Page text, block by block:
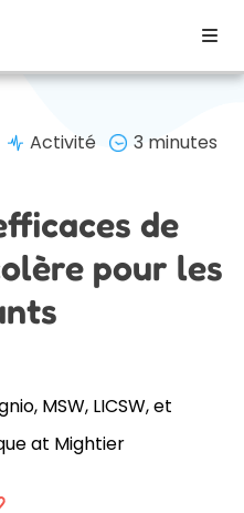
Activité 3 minutes
de
pour les
MSW, LICSW, et
at Mightier